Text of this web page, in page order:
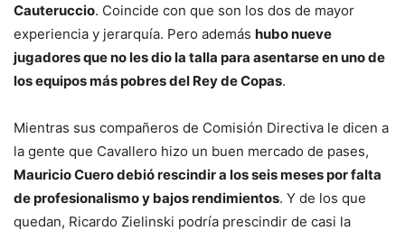
Cauteruccio. Coincide con que son los dos de mayor
experiencia y jerarquía. Pero además hubo nueve
jugadores que no les dio la talla para asentarse en uno de
los equipos más pobres del Rey de Copas.
Mientras sus compañeros de Comisión Directiva le dicen a
la gente que Cavallero hizo un buen mercado de pases,
Mauricio Cuero debió rescindir a los seis meses por falta
de profesionalismo y bajos rendimientos. Y de los que
quedan, Ricardo Zielinski podría prescindir de casi la